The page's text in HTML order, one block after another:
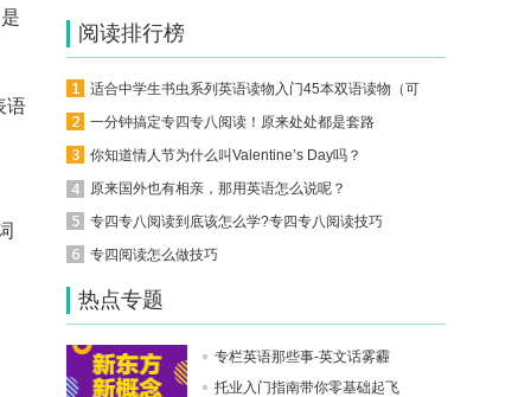
语
阅读排行榜
一分钟搞定专四专八阅读！原来处处都是套路
你知道情人节为什么叫Valentine’s Day吗？
原来国外也有相亲，那用英语怎么说呢？
专四专八阅读到底该怎么学?专四专八阅读技巧
专四阅读怎么做技巧
热点专题
专栏英语那些事-英文话雾霾
托业入门指南带你零基础起飞